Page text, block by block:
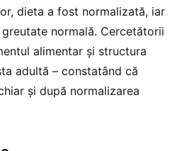
dieta a fost normalizată, iar
normală. Cercetătorii
alimentar și structura
adultă – constatând că
și după normalizarea